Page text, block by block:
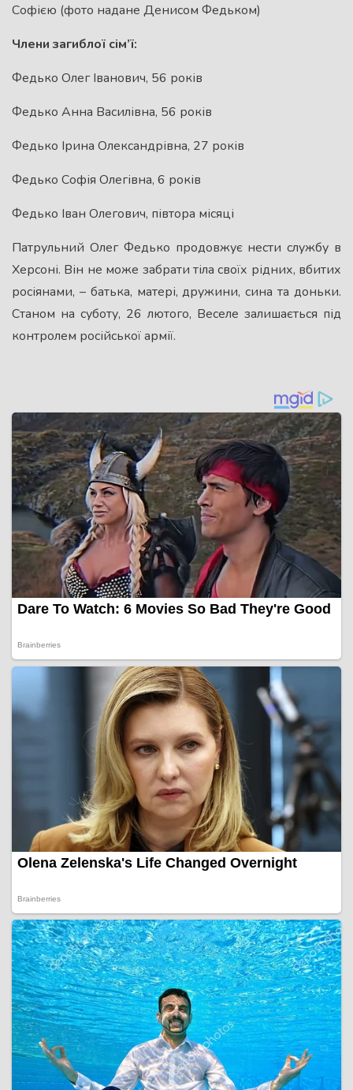
Софією (фото надане Денисом Федьком)
Члени загиблої сім’ї:
Федько Олег Іванович, 56 років
Федько Анна Василівна, 56 років
Федько Ірина Олександрівна, 27 років
Федько Софія Олегівна, 6 років
Федько Іван Олегович, півтора місяці
Патрульний Олег Федько продовжує нести службу в
Херсоні. Він не може забрати тіла своїх рідних, вбитих
росіянами, – батька, матері, дружини, сина та доньки.
Станом на суботу, 26 лютого, Веселе залишається під
контролем російської армії.